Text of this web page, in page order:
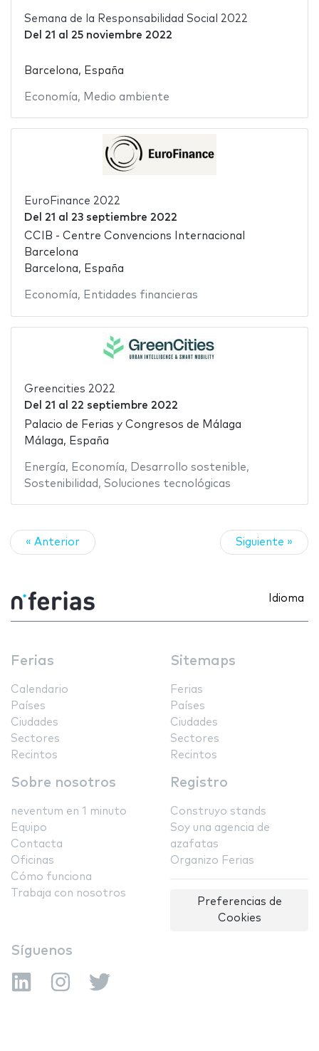
Semana de la Responsabilidad Social 2022
Del 21 al 25 noviembre 2022
Barcelona, España
Economía, Medio ambiente
EuroFinance 2022
Del 21 al 23 septiembre 2022
CCIB - Centre Convencions Internacional
Barcelona
Barcelona, España
Economía, Entidades financieras
Greencities 2022
Del 21 al 22 septiembre 2022
Palacio de Ferias y Congresos de Málaga
Málaga, España
Energía, Economía, Desarrollo sostenible,
Sostenibilidad , Soluciones tecnológicas
« Anterior Siguiente »
Idioma
Ferias
Calendario
Países
Ciudades
Sectores
Recintos
Sitemaps
Ferias
Países
Ciudades
Sectores
Recintos
Sobre nosotros
neventum en 1 minuto
Equipo
Contacta
Oficinas
Cómo funciona
Trabaja con nosotros
Registro
Construyo stands
Soy una agencia de
azafatas
Organizo Ferias
Preferencias de
Cookies
Síguenos